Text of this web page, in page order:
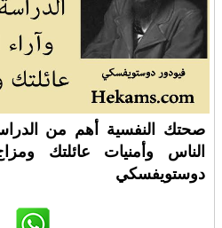
صحتك النفسية أهم من
الناس وأمنيات عائلتك
دوستويفسكي